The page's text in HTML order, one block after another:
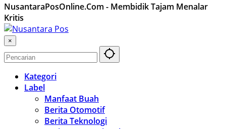
NusantaraPosOnline.Com - Membidik Tajam Menalar
Kritis
×
Kategori
Label
Manfaat Buah
Berita Otomotif
Berita Teknologi